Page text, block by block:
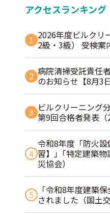
アクセスランキング
1 2026年度ビルクリ
2級・3級） 受検案
2 病院清掃受託責任
のお知らせ【8月3
3 ビルクリーニング
第9回合格者発表（
4
令和8年度「防火
習】」｢特定建築
災協会）
5
「令和8年度建築
されました（国土交